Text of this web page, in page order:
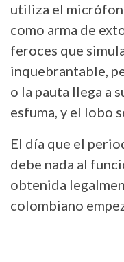
utiliza el
como arma de
feroces que
inquebrantable,
o la pauta llega a
esfuma, y el lobo
El día que el
debe nada al
obtenida
colombiano